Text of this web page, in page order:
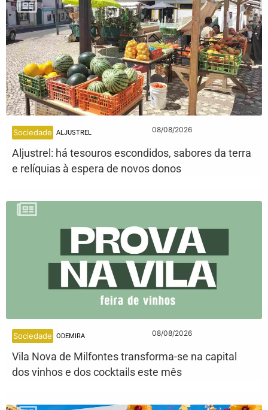
Sociedade ALJUSTREL 08/08/2026
Aljustrel: há tesouros escondidos, sabores da terra
e relíquias à espera de novos donos
Sociedade ODEMIRA 08/08/2026
Vila Nova de Milfontes transforma-se na capital
dos vinhos e dos cocktails este mês